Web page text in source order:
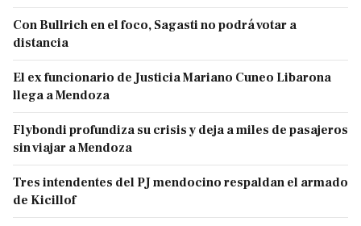
Con Bullrich en el foco, Sagasti no podrá votar a
distancia
El ex funcionario de Justicia Mariano Cuneo Libarona
llega a Mendoza
Flybondi profundiza su crisis y deja a miles de pasajeros
sin viajar a Mendoza
Tres intendentes del PJ mendocino respaldan el armado
de Kicillof